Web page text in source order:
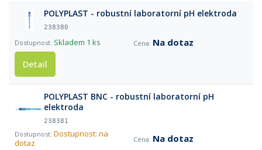
POLYPLAST - robustní laboratorní pH elektroda
238380
Skladem 1 ks
Na dotaz
Detail
POLYPLAST BNC - robustní laboratorní pH
elektroda
238381
Dostupnost: na
dotaz
Na dotaz